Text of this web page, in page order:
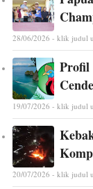
28/06/2026 - klik judul
Profil
19/07/2026 - klik judul
20/07/2026 - klik judul